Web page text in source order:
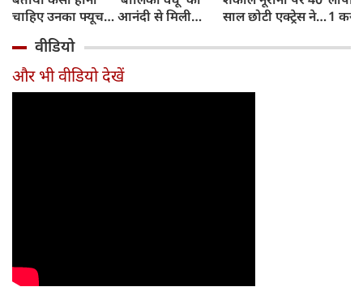
चाहिए उनका फ्यूचर
की जोड़ी से ली प्रेरणा
आनंदी से मिली
ने सबको झकझोर
दिया
साल छोटी एक्ट्रेस ने
ब्लैकमेलिंग का
1
गया
वीडियो
और भी वीडियो देखें